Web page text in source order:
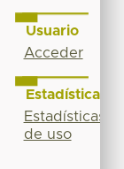
Usuario
Acceder
Estadísticas
Estadísticas
de uso